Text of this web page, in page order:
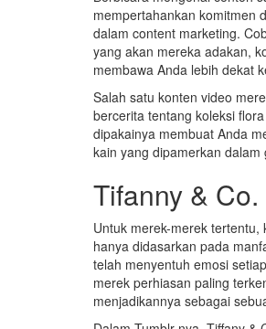
mempertahankan komitmen
dalam content marketing.
yang akan mereka adakan,
membawa Anda lebih dekat
Salah satu konten video
bercerita tentang koleksi
dipakainya membuat Anda
kain yang dipamerkan dalam
Tifanny & Co.
Untuk merek-merek
hanya didasarkan pada
telah menyentuh emosi
merek perhiasan paling
menjadikannya sebagai